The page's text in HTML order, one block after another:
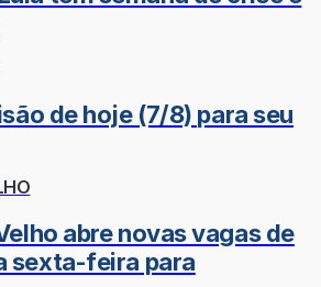
de hoje (7/8) para seu
abre novas vagas de
sexta-feira para